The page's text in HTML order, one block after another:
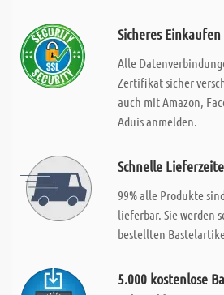
Sicheres Einkaufen
Alle
Zertifikat sicher
auch mit Amazon,
Aduis anmelden.
Schnelle
99% alle Produkte
lieferbar. Sie werden
bestellten
5.000 kostenlose